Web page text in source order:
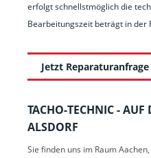
erfolgt schnellstmöglich die
Bearbeitungszeit beträgt in der
Jetzt
TACHO-TECHNIC -
ALSDORF
Sie finden uns im Raum